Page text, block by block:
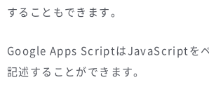
することもできます。
Google Apps ScriptはJavaScriptを
記述することができます。